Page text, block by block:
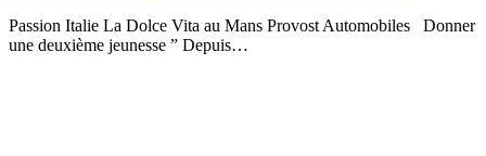
Passion Italie La Dolce Vita au Mans Provost Automobiles Donner
une deuxième jeunesse ” Depuis…